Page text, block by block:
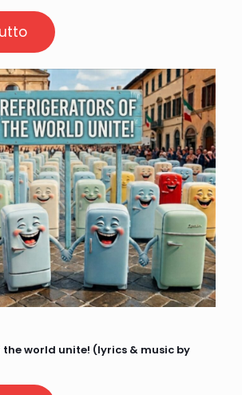
world unite! (lyrics & music by